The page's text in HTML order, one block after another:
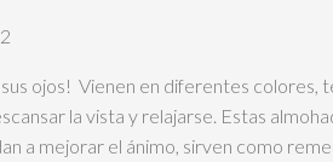
ojos! Vienen en diferentes colores,
la vista y relajarse. Estas
a mejorar el ánimo, sirven como